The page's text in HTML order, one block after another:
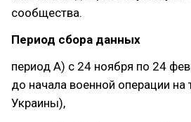
сообщества.
Период сбора данных
период А) с 24 ноября по 24
до начала военной операции на
Украины),